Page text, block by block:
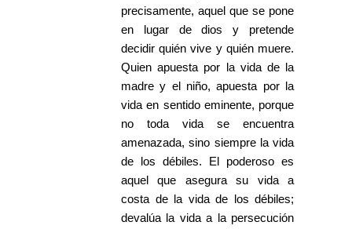
precisamente, aquel que se pone
en lugar de dios y pretende
decidir quién vive y quién muere.
Quien apuesta por la vida de la
madre y el niño, apuesta por la
vida en sentido eminente, porque
no toda vida se encuentra
amenazada, sino siempre la vida
de los débiles. El poderoso es
aquel que asegura su vida a
costa de la vida de los débiles;
devalúa la vida a la persecución